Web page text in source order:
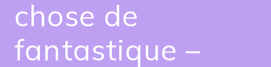
chose de
fantastique –